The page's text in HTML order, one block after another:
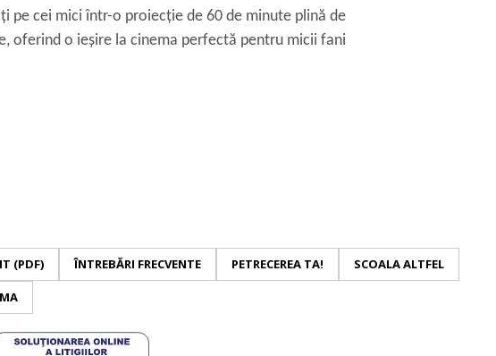
pe cei mici într-o proiecție de 60 de minute plină de
oferind o ieșire la cinema perfectă pentru micii fani
(PDF) ÎNTREBĂRI FRECVENTE PETRECEREA TA! SCOALA ALTFEL